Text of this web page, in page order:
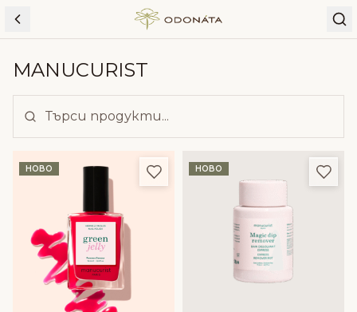
Skip to content
MANUCURIST
НОВО Добави в любими
НОВО